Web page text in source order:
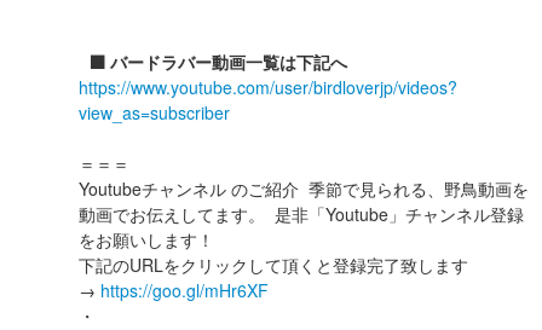
⬛️ バードラバー動画一覧は下記へ
https://www.youtube.com/user/birdloverjp/videos?
view_as=subscriber
＝＝＝
Youtubeチャンネル のご紹介 季節で見られる、野鳥動画を
動画でお伝えしてます。 是非「Youtube」チャンネル登録
をお願いします！
下記のURLをクリックして頂くと登録完了致します
→ https://goo.gl/mHr6XF
・